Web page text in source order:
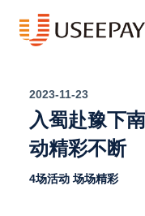
2023-11-23
入蜀赴豫下
动精彩不断
4场活动 场场精彩